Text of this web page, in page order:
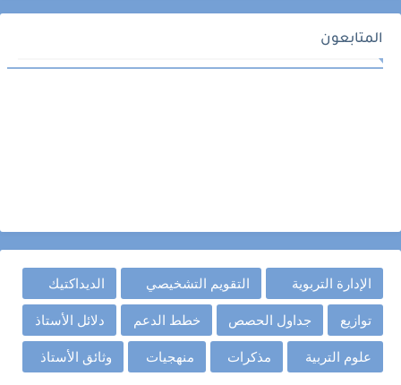
المتابعون
الإدارة التربوية التقويم التشخيصي الديداكتيك
توازيع جداول الحصص خطط الدعم دلائل الأستاذ
علوم التربية مذكرات منهجيات وثائق الأستاذ